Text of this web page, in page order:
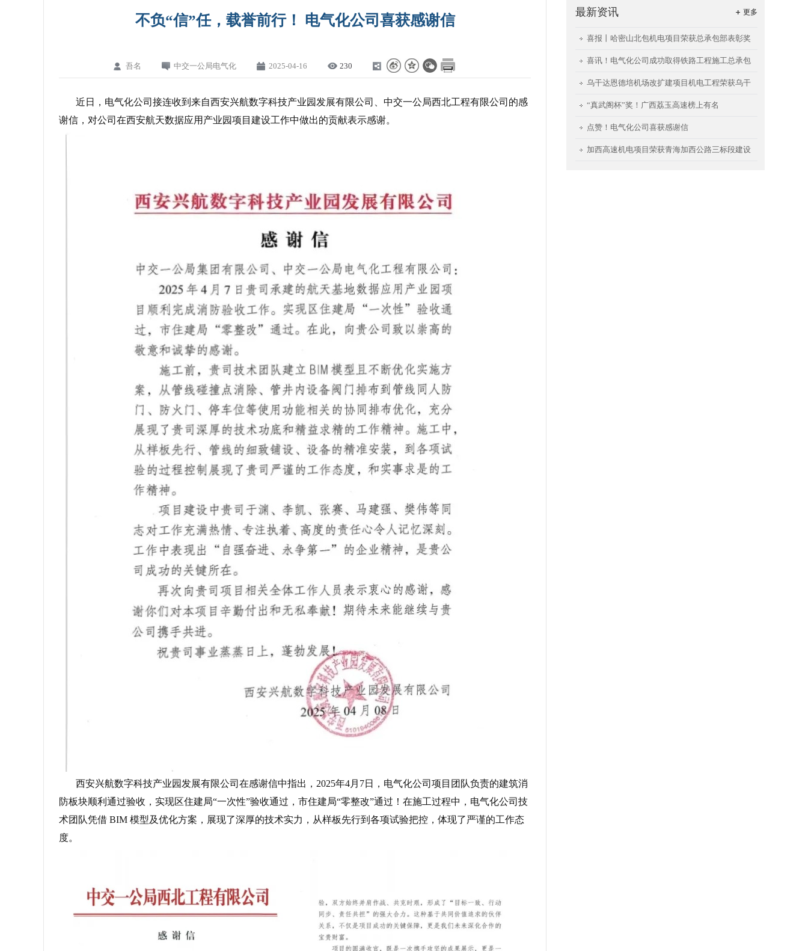
不负“信”任，载誉前行！ 电气化公司喜获感谢信
吾名 中交一公局电气化 2025-04-16 230
近日，电气化公司接连收到来自西安兴航数字科技产业园发展有限公司、中交一公局西北工程有限公司的感
谢信，对公司在西安航天数据应用产业园项目建设工作中做出的贡献表示感谢。
西安兴航数字科技产业园发展有限公司在感谢信中指出，2025年4月7日，电气化公司项目团队负责的建筑消
防板块顺利通过验收，实现区住建局“一次性”验收通过，市住建局“零整改”通过！在施工过程中，电气化公司技
术团队凭借 BIM 模型及优化方案，展现了深厚的技术实力，从样板先行到各项试验把控，体现了严谨的工作态
度。
更多
最新资讯
喜报丨哈密山北包机电项目荣获总承包部表彰奖
励
喜讯！电气化公司成功取得铁路工程施工总承包
二级资质
乌干达恩德培机场改扩建项目机电工程荣获乌干
达民航局颁发的 “2023年安全生产卓越奖”
“真武阁杯”奖！广西荔玉高速榜上有名
点赞！电气化公司喜获感谢信
加西高速机电项目荣获青海加西公路三标段建设